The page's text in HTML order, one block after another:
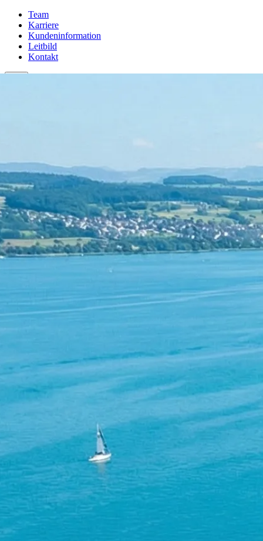
Team
Karriere
Kundeninformation
Leitbild
Kontakt
Personaladministration
Steuer & Recht
Abschlussberatung
Wirtschaftsprüfung
Vorsorge & öffentliche Organisationen
Interne Kontrollen & Prozessprüfungen
Gründung & Entwicklung
Umstrukturierung & Sanierung
Nachfolge & Transaktionen
Fachwissen
Publikationen
Ressourcen
Truvag